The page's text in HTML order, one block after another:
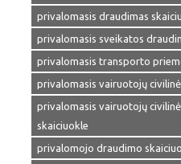
privalomasis draudimas
privalomasis sveikatos
privalomasis transporto
privalomasis vairuotojų
privalomasis vairuotojų
skaiciuokle
privalomojo draudimo